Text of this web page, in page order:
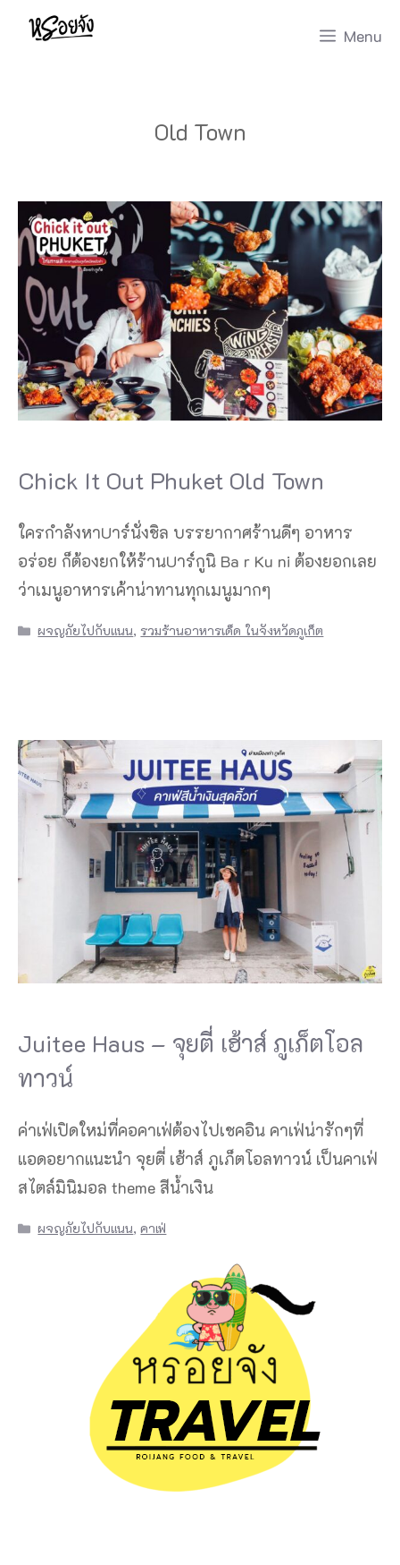
Skip
Menu
Old Town
Chick It Out Phuket Old Town
ใครกำลังหาUาร์นั่งชิล บรรยากาศร้านดีๆ อาหาร
อร่อย ก็ต้องยกให้ร้านUาร์กูนิ Ba r Ku ni ต้องยอกเลย
ว่าเมนูอาหารเค้าน่าทานทุกเมนูมากๆ
Categories
ผจญภัยไปกับแนน, รวมร้านอาหารเด็ด ในจังหวัดภูเก็ต
Juitee Haus – จุยตี่ เฮ้าส์ ภูเภ็ตโอล
ทาวน์
ค่าเฟ่เปิดใหม่ที่คอคาเฟ่ต้องไปเชคอิน คาเฟ่น่ารักๆที่
แอดอยากแนะนำ จุยตี่ เฮ้าส์ ภูเภ็ตโอลทาวน์ เป็นคาเฟ่
สไตล์มินิมอล theme สีน้ำเงิน
Categories
ผจญภัยไปกับแนน,คาเฟ่